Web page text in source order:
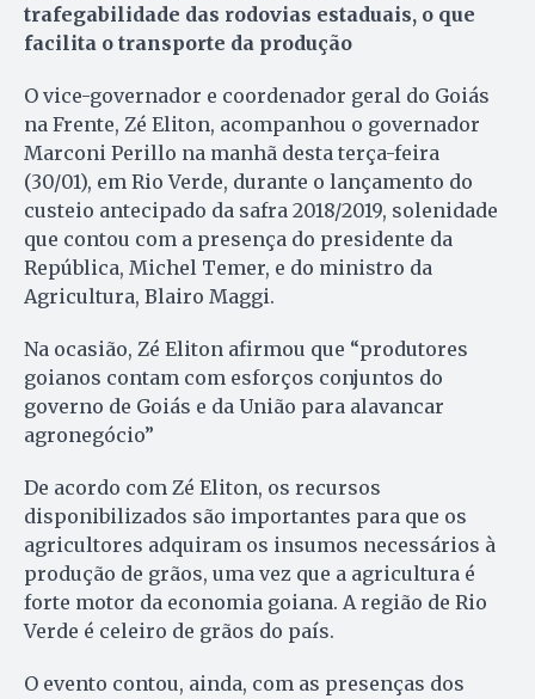
trafegabilidade das rodovias estaduais, o que
facilita o transporte da produção
O vice-governador e coordenador geral do Goiás
na Frente, Zé Eliton, acompanhou o governador
Marconi Perillo na manhã desta terça-feira
(30/01), em Rio Verde, durante o lançamento do
custeio antecipado da safra 2018/2019, solenidade
que contou com a presença do presidente da
República, Michel Temer, e do ministro da
Agricultura, Blairo Maggi.
Na ocasião, Zé Eliton afirmou que “produtores
goianos contam com esforços conjuntos do
governo de Goiás e da União para alavancar
agronegócio”
De acordo com Zé Eliton, os recursos
disponibilizados são importantes para que os
agricultores adquiram os insumos necessários à
produção de grãos, uma vez que a agricultura é
forte motor da economia goiana. A região de Rio
Verde é celeiro de grãos do país.
O evento contou, ainda, com as presenças dos